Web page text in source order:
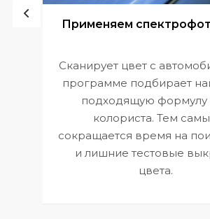
Применяем
Сканирует цвет с
программе подбирает
подходящую формулу
колориста. Тем
сокращается время на
и лишние тестовые
цвета.